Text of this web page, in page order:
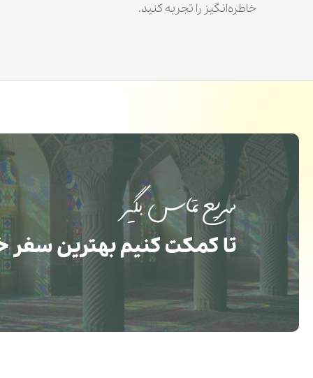
خاطره‌انگیز را تجربه کنید.
سریع تماس بگیر
تا کمکت کنیم بهترین سفر